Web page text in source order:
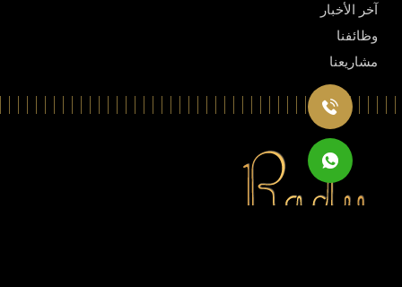
آخر الأخبار
وظائفنا
مشاريعنا